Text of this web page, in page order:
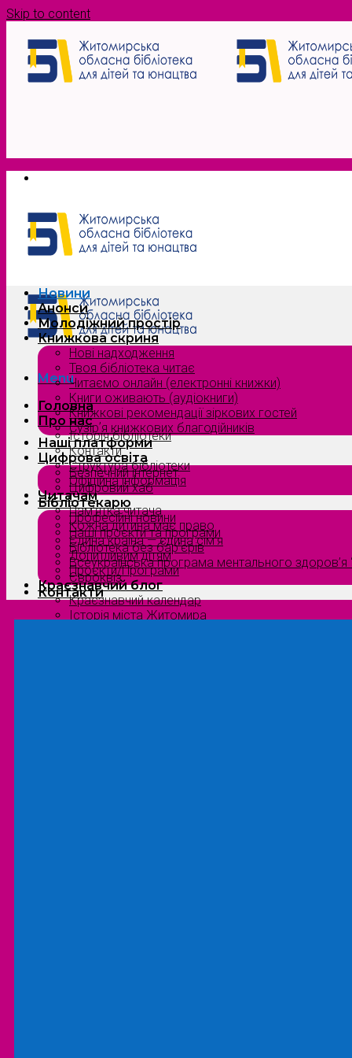
Skip to content
Menu
Головна
Про нас
Історія бібліотеки
Контакти
Структура бібліотеки
Офіційна інформація
Читачам
Пам’ятка читача
Кожна дитина має право
Єдина країна — єдина сім’я
Допитливим дітям
Проєкти/Програми
Краєзнавчий блог
Краєзнавчий календар
Історія міста Житомира
Новини
Анонси
Молодіжний простір
Книжкова скриня
Нові надходження
Твоя бібліотека читає
Читаємо онлайн (електронні книжки)
Книги оживають (аудіокниги)
Книжкові рекомендації зіркових гостей
Сузірʼя книжкових благодійників
Наші платформи
Цифрова освіта
Безпечний інтернет
Цифровий хаб
Бібліотекарю
Професійні новини
Наші проєкти та програми
Бібліотека без бар’єрів
Всеукраїнська програма ментального здоров’я
Євроквіз
Контакти